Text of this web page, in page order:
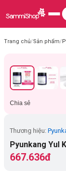
Trang chủ/Sản phẩm/
Chia sẻ
Thương hiệu:
Pyunkang Yul
667.636đ